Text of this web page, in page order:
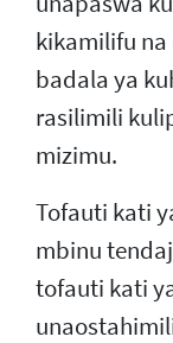
kikamilifu
badala ya
rasilimili
mizimu.
Tofauti kati
mbinu
tofauti kati